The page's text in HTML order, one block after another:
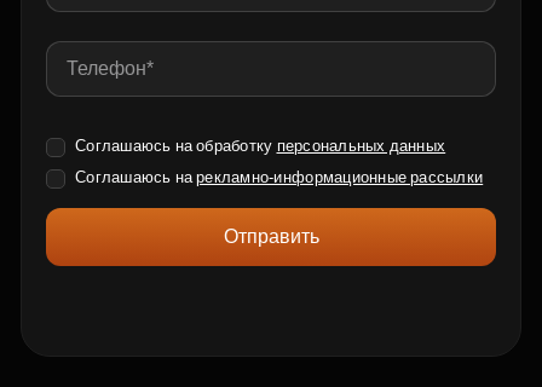
Соглашаюсь на обработку персональных данных
Соглашаюсь нарекламно-информационные рассылки
Отправить